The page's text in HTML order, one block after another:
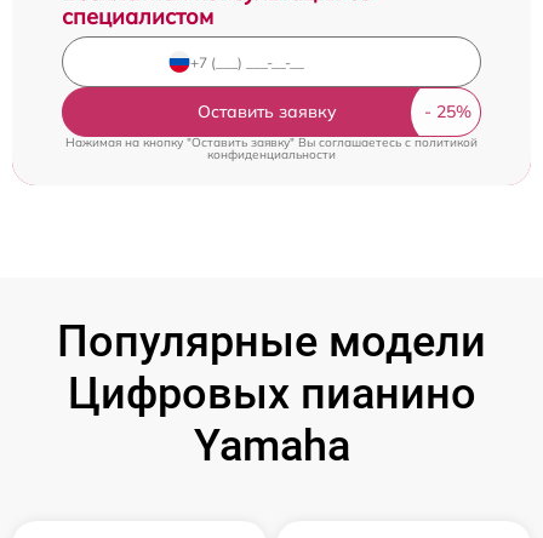
специалистом
Оставить заявку
Нажимая на кнопку "Оставить заявку" Вы соглашаетесь cполитикой
конфиденциальности
Популярные модели
Цифровых пианино
Yamaha